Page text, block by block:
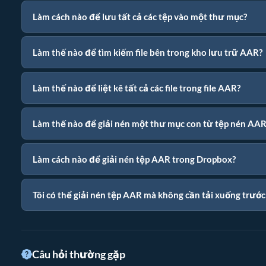
Làm cách nào để lưu tất cả các tệp vào một thư mục?
Làm thế nào để tìm kiếm file bên trong kho lưu trữ AAR?
Làm thế nào để liệt kê tất cả các file trong file AAR?
Làm thế nào để giải nén một thư mục con từ tệp nén
Làm cách nào để giải nén tệp AAR trong Dropbox?
Tôi có thể giải nén tệp AAR mà không cần tải xuống
Câu hỏi thường gặp